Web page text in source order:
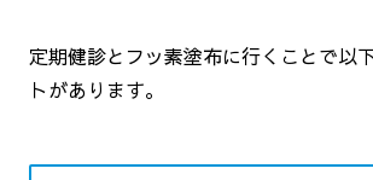
定期健診とフッ素塗布に行くことで以
トがあります。